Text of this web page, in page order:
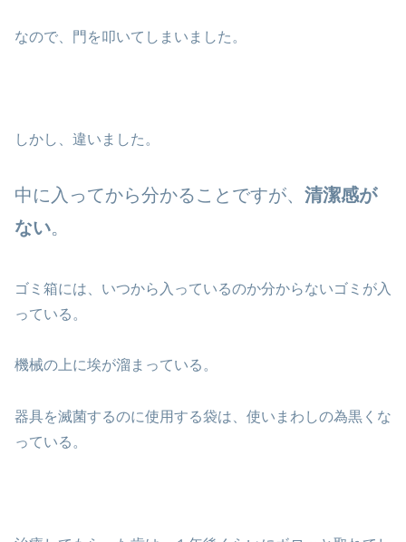
なので、門を叩いてしまいました。
しかし、違いました。
中に入ってから分かることですが、 清潔感が
ない。
ゴミ箱には、いつから入っているのか分からないゴミが入
っている。
機械の上に埃が溜まっている。
器具を滅菌するのに使用する袋は、使いまわしの為黒くな
っている。